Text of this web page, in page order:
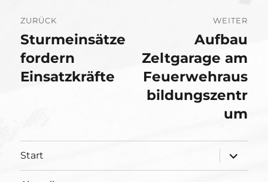
ZURÜCK
Vorheriger
Beitrag:
Sturmeinsätze
fordern
Einsatzkräfte
WEITER
Beitrag:
Aufbau
Zeltgarage am
Feuerwehraus
bildungszentr
um
Start
öffnen